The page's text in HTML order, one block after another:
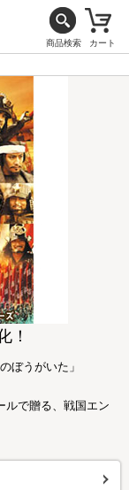
商品検索 カート
！
ぼうがいた」
ルで贈る、戦国エン